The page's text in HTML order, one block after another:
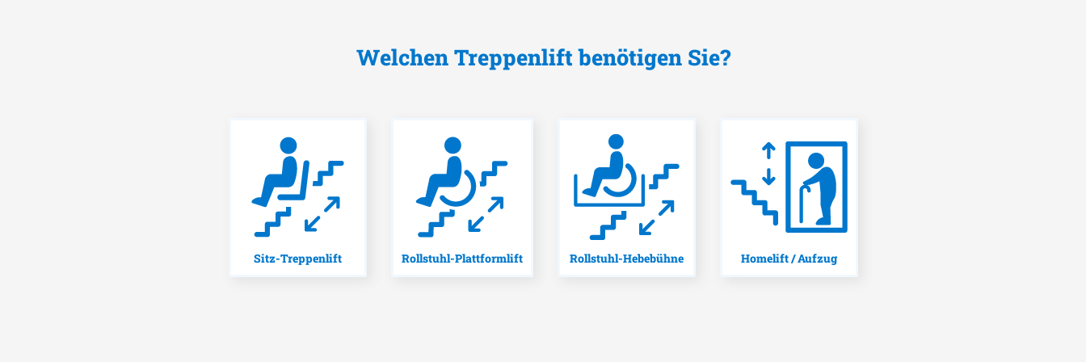
Welchen Treppenlift benötigen Sie?
Sitz-Treppenlift Rollstuhl-Plattformlift Rollstuhl-Hebebühne Homelift / Aufzug